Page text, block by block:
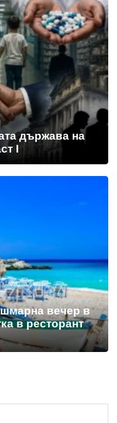
държава на
I
вечер в
в ресторант